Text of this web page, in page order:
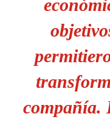
compañía.